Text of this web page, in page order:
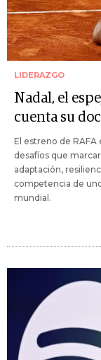
LIDERAZGO
Nadal, el
cuenta su
El estreno de
desafíos que
adaptación,
competencia de
mundial.